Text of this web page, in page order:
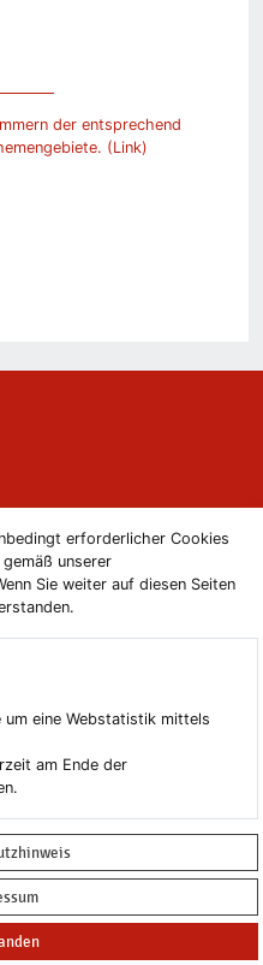
erforderlicher Cookies
unserer
Sie weiter auf diesen Seiten
eine Webstatistik mittels
am Ende der
der entsprechend
(Link)
Schönebeck (Elbe)